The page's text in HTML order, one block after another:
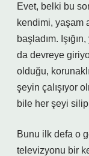
Evet, belki bu
kendimi, yaşam
başladım.
da devreye
olduğu,
şeyin çalışıyor
bile her şeyi
Bunu ilk defa o
televizyonu bir